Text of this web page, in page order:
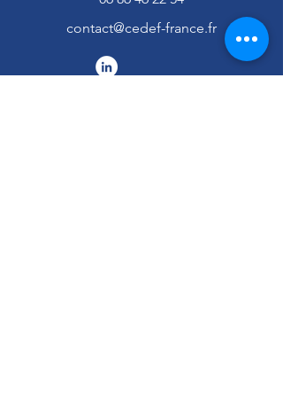
contact@cedef-france.fr